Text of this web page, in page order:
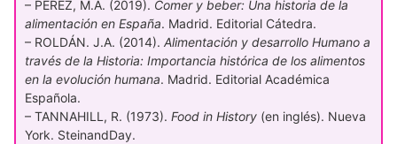
– PÉREZ, M.A. (2019). Comer y beber: Una historia de la
alimentación en España. Madrid. Editorial Cátedra.
– ROLDÁN. J.A. (2014). Alimentación y desarrollo Humano a
través de la Historia: Importancia histórica de los alimentos
en la evolución humana. Madrid. Editorial Académica
Española.
– TANNAHILL, R. (1973). Food in History (en inglés). Nueva
York. SteinandDay.